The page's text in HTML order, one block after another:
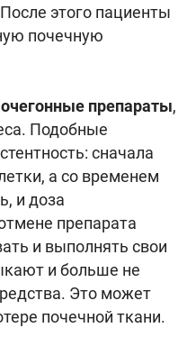
этого пациенты
почечную
препараты,
Подобные
сначала
а со временем
и доза
препарата
и выполнять свои
и больше не
Это может
почечной ткани.